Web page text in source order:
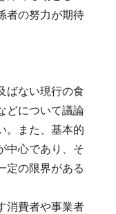
者の努力が期待
ばない現行の食
どについて議論
。また、基本的
中心であり、そ
定の限界がある
消費者や事業者